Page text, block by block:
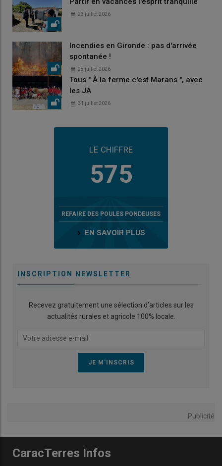
23 juillet 2026
Incendies en Gironde : pas d'arrivée
spontanée !
28 juillet 2026
Tous " À la ferme c'est Marans ", avec
les JA
31 juillet 2026
LE CHIFFRE
575
REFAIRE DES POULES PONDEUSES
EN SAVOIR PLUS
INSCRIPTION NEWSLETTER
Recevez gratuitement une sélection d’articles sur les
actualités rurales et agricole 100% locale.
Publicité
CaracTerres Infos